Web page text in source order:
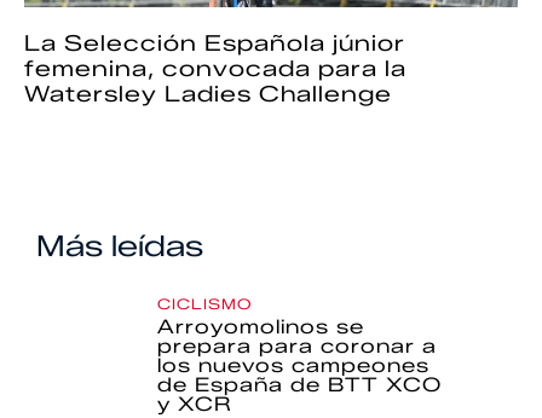
La Selección Española júnior
femenina, convocada para la
Watersley Ladies Challenge
Más leídas
CICLISMO
Arroyomolinos se
prepara para coronar a
los nuevos campeones
de España de BTT XCO
y XCR